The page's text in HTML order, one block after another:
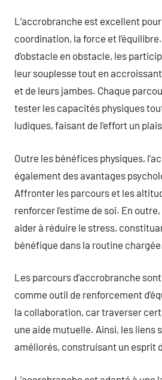
L’accrobranche est excellent
coordination, la force et
d’obstacle en obstacle, les
leur souplesse tout en
et de leurs jambes. Chaque
tester les capacités physiques
ludiques, faisant de l’effort un
Outre les bénéfices physiques,
également des avantages
Affronter les parcours et les
renforcer l’estime de soi. En
aider à réduire le stress,
bénéfique dans la routine
Les parcours d’accrobranche
comme outil de renforcement
la collaboration, car traverser
une aide mutuelle. Ainsi, les liens
améliorés, construisant un esprit